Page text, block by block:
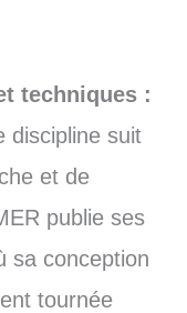
techniques :
discipline suit
et de
publie ses
sa conception
tournée